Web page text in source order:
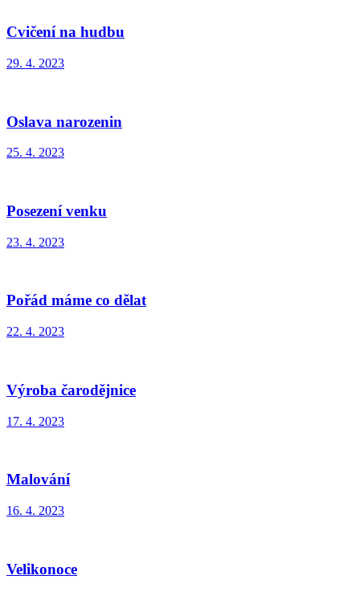
Cvičení na hudbu
29. 4. 2023
Oslava narozenin
25. 4. 2023
Posezení venku
23. 4. 2023
Pořád máme co dělat
22. 4. 2023
Výroba čarodějnice
17. 4. 2023
Malování
16. 4. 2023
Velikonoce